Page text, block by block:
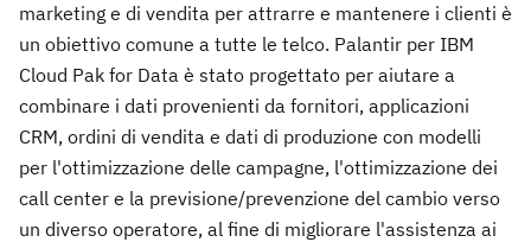
marketing e di vendita per attrarre e mantenere i clienti è
un obiettivo comune a tutte le telco. Palantir per IBM
Cloud Pak for Data è stato progettato per aiutare a
combinare i dati provenienti da fornitori, applicazioni
CRM, ordini di vendita e dati di produzione con modelli
per l'ottimizzazione delle campagne, l'ottimizzazione dei
call center e la previsione/prevenzione del cambio verso
un diverso operatore, al fine di migliorare l'assistenza ai